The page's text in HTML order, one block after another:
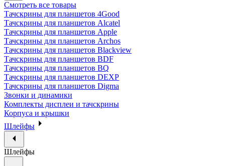
Смотреть все товары
Тачскрины для планшетов 4Good
Тачскрины для планшетов Alcatel
Тачскрины для планшетов Apple
Тачскрины для планшетов Archos
Тачскрины для планшетов Blackview
Тачскрины для планшетов BDF
Тачскрины для планшетов BQ
Тачскрины для планшетов DEXP
Тачскрины для планшетов Digma
Звонки и динамики
Комплекты дисплеи и тачскрины
Корпуса и крышки
Шлейфы
Шлейфы